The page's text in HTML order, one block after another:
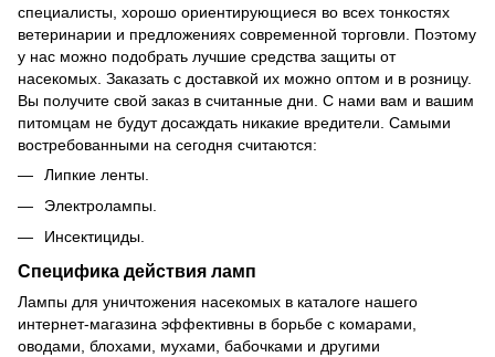
специалисты, хорошо ориентирующиеся во всех тонкостях
ветеринарии и предложениях современной торговли. Поэтому
у нас можно подобрать лучшие средства защиты от
насекомых. Заказать с доставкой их можно оптом и в розницу.
Вы получите свой заказ в считанные дни. С нами вам и вашим
питомцам не будут досаждать никакие вредители. Самыми
востребованными на сегодня считаются:
Липкие ленты.
Электролaмпы.
Инсектициды.
Специфика действия ламп
Лампы для уничтожения насекомых в каталоге нашего
интернет-магазина эффективны в борьбе с комарами,
оводами, блохами, мухами, бабочками и другими